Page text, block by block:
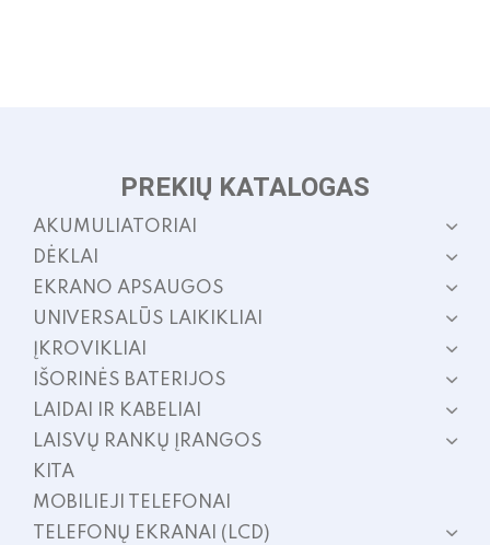
PREKIŲ KATALOGAS
AKUMULIATORIAI
DĖKLAI
EKRANO APSAUGOS
UNIVERSALŪS LAIKIKLIAI
ĮKROVIKLIAI
IŠORINĖS BATERIJOS
LAIDAI IR KABELIAI
LAISVŲ RANKŲ ĮRANGOS
KITA
MOBILIEJI TELEFONAI
TELEFONŲ EKRANAI (LCD)